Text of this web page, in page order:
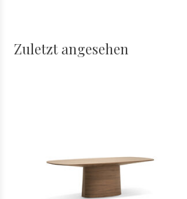
Zuletzt angesehen